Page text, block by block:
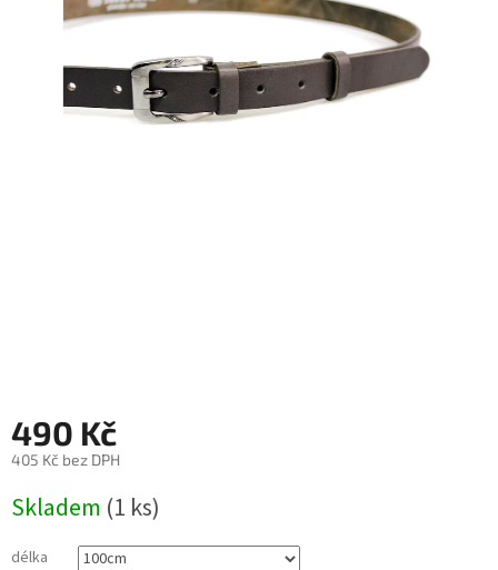
490 Kč
405 Kč bez DPH
cena:
Skladem (1 ks)
délka